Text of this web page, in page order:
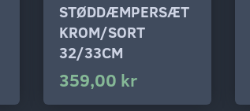
STØDDÆMPERSÆT
KROM/SORT
32/33CM
359,00 kr